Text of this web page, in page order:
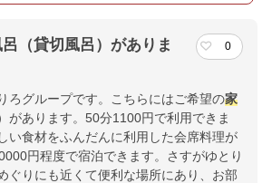
（貸切風呂）がありま
0
ろグループです。こちらにはご希望の家
があります。50分1100円で利用できま
い食材をふんだんに利用した会席料理が
円程度で宿泊できます。さすがゆとり
ぐりにも近くて便利な場所にあり、お部